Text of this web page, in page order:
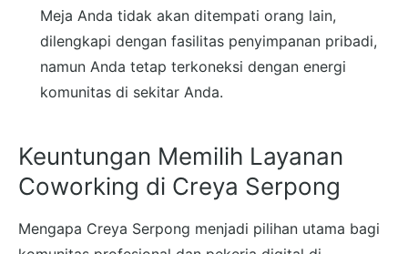
Meja Anda tidak akan ditempati orang lain,
dilengkapi dengan fasilitas penyimpanan pribadi,
namun Anda tetap terkoneksi dengan energi
komunitas di sekitar Anda.
Keuntungan Memilih Layanan
Coworking di Creya Serpong
Mengapa Creya Serpong menjadi pilihan utama bagi